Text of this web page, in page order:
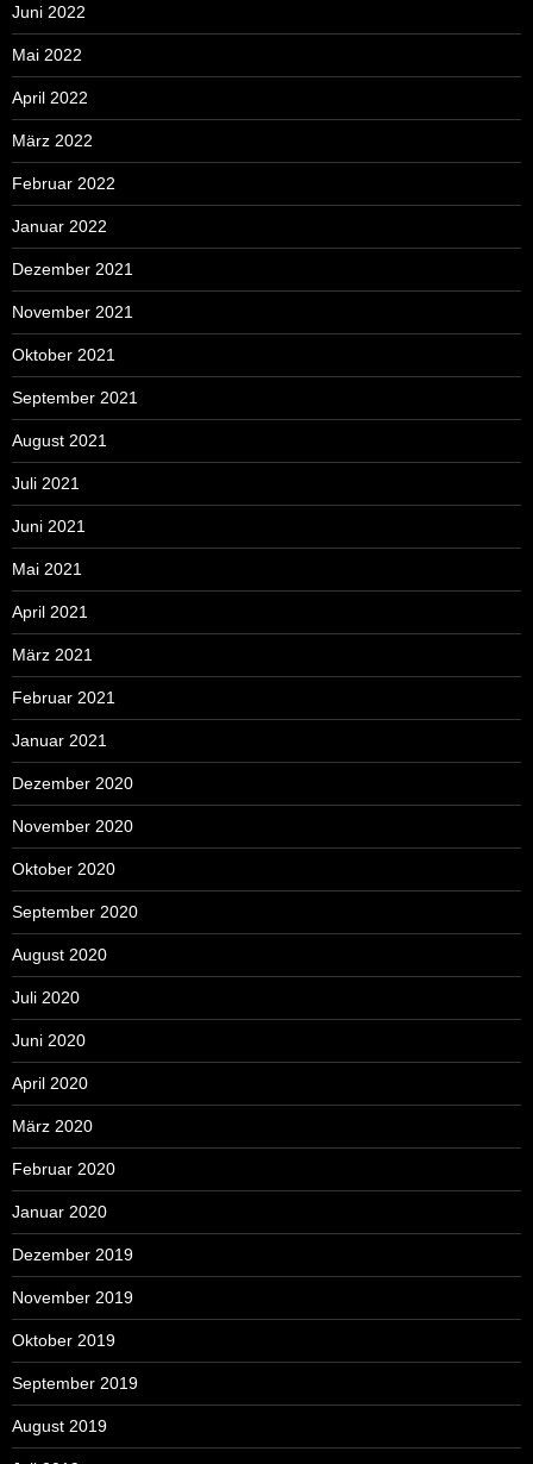
Juni 2022
Mai 2022
April 2022
März 2022
Februar 2022
Januar 2022
Dezember 2021
November 2021
Oktober 2021
September 2021
August 2021
Juli 2021
Juni 2021
Mai 2021
April 2021
März 2021
Februar 2021
Januar 2021
Dezember 2020
November 2020
Oktober 2020
September 2020
August 2020
Juli 2020
Juni 2020
April 2020
März 2020
Februar 2020
Januar 2020
Dezember 2019
November 2019
Oktober 2019
September 2019
August 2019